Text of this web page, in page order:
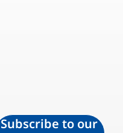
Subscribe to our